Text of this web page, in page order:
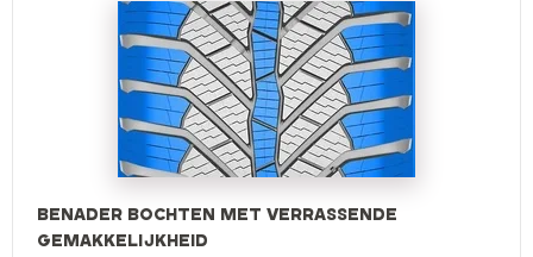
BENADER BOCHTEN MET VERRASSENDE
GEMAKKELIJKHEID